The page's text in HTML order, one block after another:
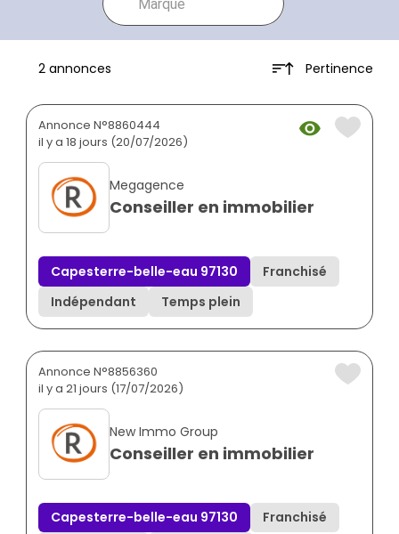
2 annonces Pertinence
Annonce N°8860444
il y a 18 jours (20/07/2026)
Megagence
Conseiller en immobilier
Capesterre-belle-eau 97130
Franchisé
Indépendant
Temps plein
Annonce N°8856360
il y a 21 jours (17/07/2026)
New Immo Group
Conseiller en immobilier
Capesterre-belle-eau 97130 Franchisé